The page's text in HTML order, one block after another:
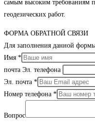
самым высоким требованиям
геодезических работ.
ФОРМА ОБРАТНОЙ СВЯЗИ
Для заполнения данной
Имя *
почта Эл. телефона
Эл. почта *
Номер телефона *
Вопрос